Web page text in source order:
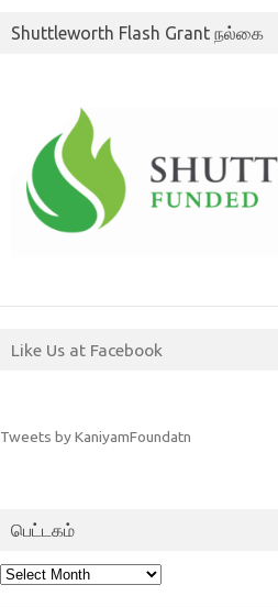
Shuttleworth Flash Grant நல்கை
Like Us at Facebook
Tweets by KaniyamFoundatn
பெட்டகம்
பெட்டகம்